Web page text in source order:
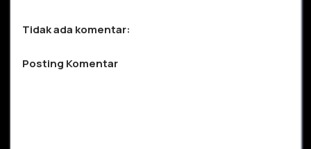
Tidak ada komentar:
Posting Komentar